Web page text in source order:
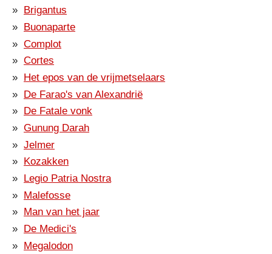
Brigantus
Buonaparte
Complot
Cortes
Het epos van de vrijmetselaars
De Farao's van Alexandrië
De Fatale vonk
Gunung Darah
Jelmer
Kozakken
Legio Patria Nostra
Malefosse
Man van het jaar
De Medici's
Megalodon